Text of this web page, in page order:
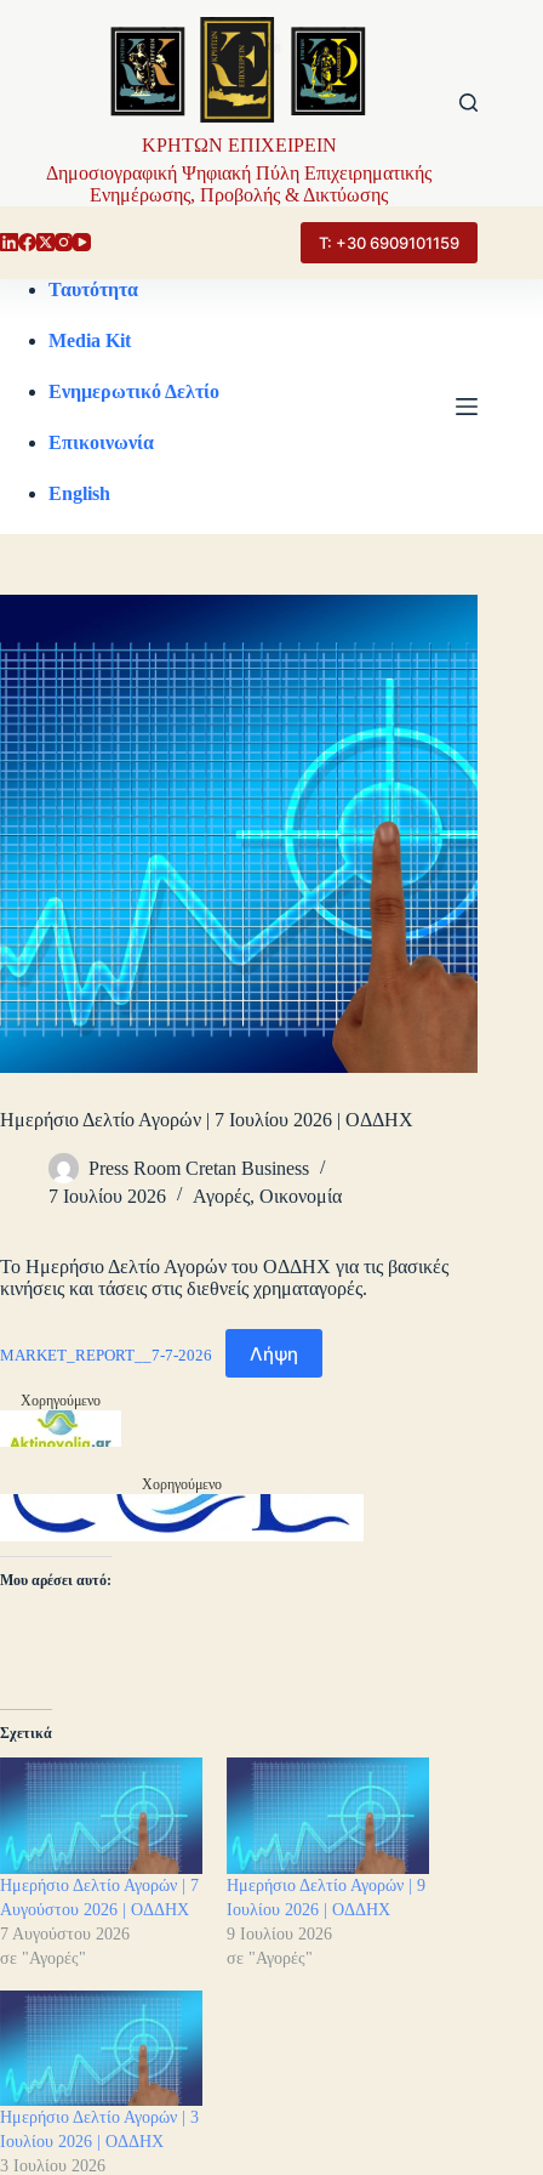
ΚΡΗΤΩΝ ΕΠΙΧΕΙΡΕΙΝ
Δημοσιογραφική Ψηφιακή Πύλη Επιχειρηματικής
Ενημέρωσης, Προβολής & Δικτύωσης
Τ: +30 6909101159
Ταυτότητα
Media Kit
Ενημερωτικό Δελτίο
Επικοινωνία
English
Ημερήσιο Δελτίο Αγορών | 7 Ιουλίου 2026 | ΟΔΔΗΧ
Press Room Cretan Business
7 Ιουλίου 2026
Αγορές, Οικονομία
Το Ημερήσιο Δελτίο Αγορών του ΟΔΔΗΧ για τις βασικές
κινήσεις και τάσεις στις διεθνείς χρηματαγορές.
MARKET_REPORT__7-7-2026 Λήψη
Χορηγούμενο
Χορηγούμενο
Μου αρέσει αυτό:
Σχετικά
Ημερήσιο Δελτίο Αγορών | 7
Αυγούστου 2026 | ΟΔΔΗΧ
7 Αυγούστου 2026
σε "Αγορές"
Ημερήσιο Δελτίο Αγορών | 9
Ιουλίου 2026 | ΟΔΔΗΧ
9 Ιουλίου 2026
σε "Αγορές"
Ημερήσιο Δελτίο Αγορών | 3
Ιουλίου 2026 | ΟΔΔΗΧ
3 Ιουλίου 2026